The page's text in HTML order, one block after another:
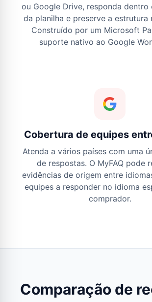
ou Google Drive, responda dentro
da planilha e preserve a estrutura
Construído por um Microsoft
suporte nativo ao Google
Cobertura de equipes
Atenda a vários países com uma
de respostas. O MyFAQ pode
evidências de origem entre
equipes a responder no idioma
comprador.
Comparação de